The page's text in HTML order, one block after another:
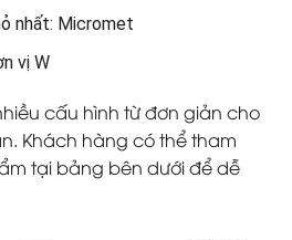
nhất: Micromet
vị W
cấu hình từ đơn giản cho
Khách hàng có thể tham
tại bảng bên dưới để dễ